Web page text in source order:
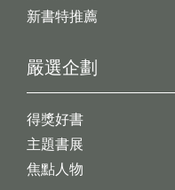
新書特推薦
嚴選企劃
得獎好書
主題書展
焦點人物